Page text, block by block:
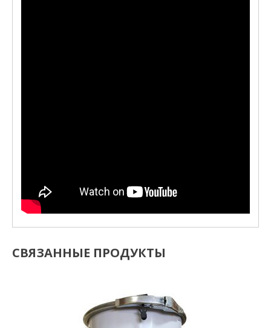
СВЯЗАННЫЕ ПРОДУКТЫ